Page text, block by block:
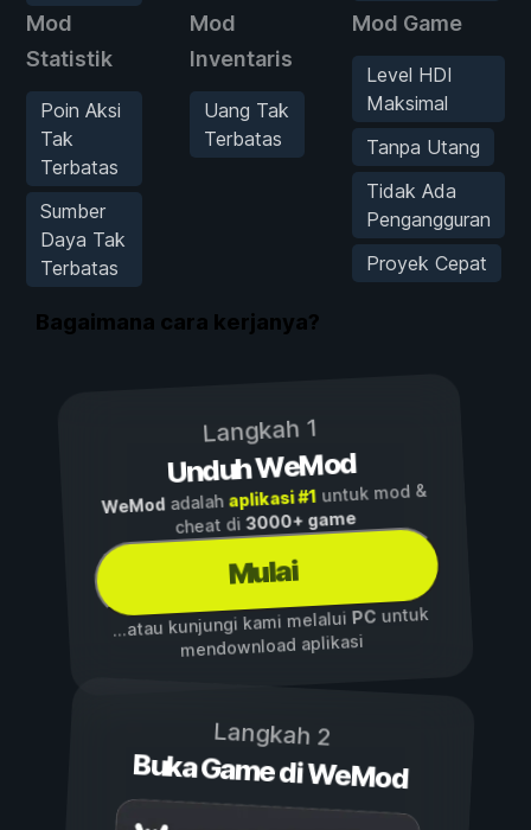
Mod
Statistik
Poin Aksi
Tak
Terbatas
Sumber
Daya Tak
Terbatas
Mod
Inventaris
Uang Tak
Terbatas
Mod Game
Level HDI
Maksimal
Tanpa Utang
Tidak Ada
Pengangguran
Proyek Cepat
Bagaimana cara kerjanya?
Langkah 1
Unduh WeMod
WeModadalah aplikasi #1untuk mod &
cheat di3000+ game
Mulai
...atau kunjungi kami melalui PCuntuk
mendownload aplikasi
Langkah 2
Buka Game di WeMod